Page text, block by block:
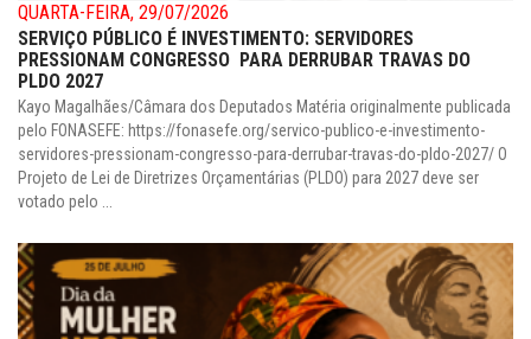
QUARTA-FEIRA, 29/07/2026
SERVIÇO PÚBLICO É INVESTIMENTO: SERVIDORES
PRESSIONAM CONGRESSO PARA DERRUBAR TRAVAS DO
PLDO 2027
Kayo Magalhães/Câmara dos Deputados Matéria originalmente publicada
pelo FONASEFE: https://fonasefe.org/servico-publico-e-investimento-
servidores-pressionam-congresso-para-derrubar-travas-do-pldo-2027/ O
Projeto de Lei de Diretrizes Orçamentárias (PLDO) para 2027 deve ser
votado pelo ...